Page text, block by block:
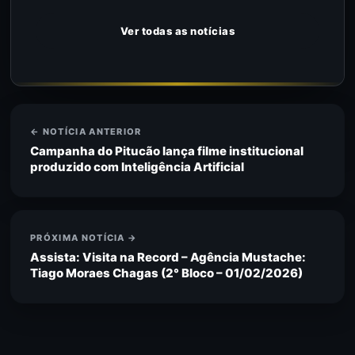
Ver todas as notícias
← NOTÍCIA ANTERIOR
Campanha do Pitucão lança filme institucional
produzido com Inteligência Artificial
PRÓXIMA NOTÍCIA →
Assista: Visita na Record – Agência Mustache:
Tiago Moraes Chagas (2° Bloco – 01/02/2026)